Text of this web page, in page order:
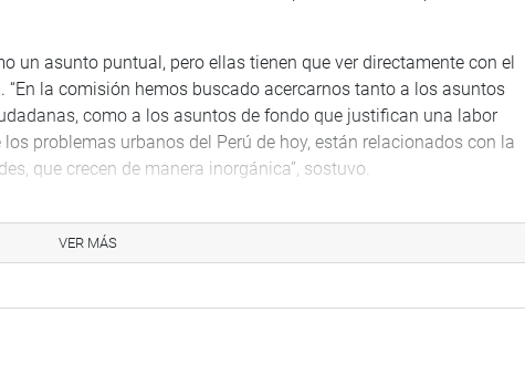
un asunto puntual, pero ellas tienen que ver directamente con el
la comisión hemos buscado acercarnos tanto a los asuntos
como a los asuntos de fondo que justifican una labor
problemas urbanos del Perú de hoy, están relacionados con la
que crecen de manera inorgánica”, sostuvo.
de un nuevo periodo de gobierno y como normalmente sucede
entre los legisladores y, por cierto, de elaboración de las
se comprometió a seguir trabajando y canalizando ante los
VER MÁS